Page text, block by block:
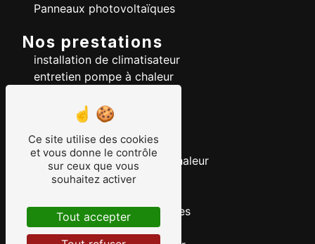
Panneaux photovoltaïques
Nos prestations
installation de climatisateur
entretien pompe à chaleur
installation de climatisation
plancher chauffant
chauffage
mise en service pompe à chaleur
adoucisseur d'eau
installation panneaux solaires
rénovation énergétique
Ce site utilise des cookies
et vous donne le contrôle
sur ceux que vous
souhaitez activer
Tout accepter